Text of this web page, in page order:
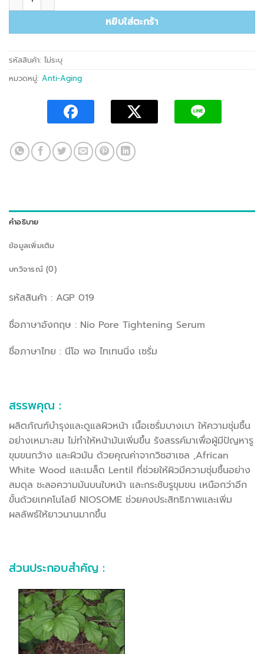
หยิบใส่ตะกร้า
รหัสสินค้า: ไม่ระบุ
หมวดหมู่: Anti-Aging
คำอธิบาย
ข้อมูลเพิ่มเติม
บทวิจารณ์ (0)
รหัสสินค้า : AGP 019
ชื่อภาษาอังกฤษ : Nio Pore Tightening Serum
ชื่อภาษาไทย : นีโอ พอ ไทเทนนิ่ง เซรั่ม
สรรพคุณ :
ผลิตภัณฑ์บำรุงและดูแลผิวหน้า เนื้อเซรั่มบางเบา ให้ความชุ่มชื้น
อย่างเหมาะสม ไม่ทำให้หน้ามันเพิ่มขึ้น รังสรรค์มาเพื่อผู้มีปัญหารู
ขุมขนกว้าง และผิวมัน ด้วยคุณค่าจากวิชฮาเซล ,African
White Wood และเมล็ด Lentil ที่ช่วยให้ผิวมีความชุ่มชื้นอย่าง
สมดุล ชะลอความมันบนใบหน้า และกระชับรูขุมขน เหนือกว่าอีก
ขั้นด้วยเทคโนโลยี NIOSOME ช่วยคงประสิทธิภาพและเพิ่ม
ผลลัพธ์ให้ยาวนานมากขึ้น
ส่วนประกอบสำคัญ :